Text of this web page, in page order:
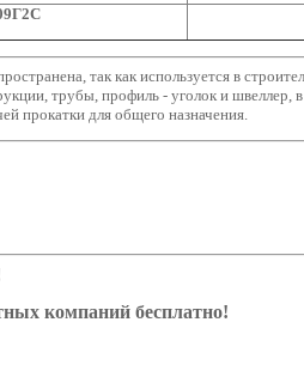
так как используется в
трубы, профиль - уголок и швеллер,
прокатки для общего назначения.
компаний бесплатно!